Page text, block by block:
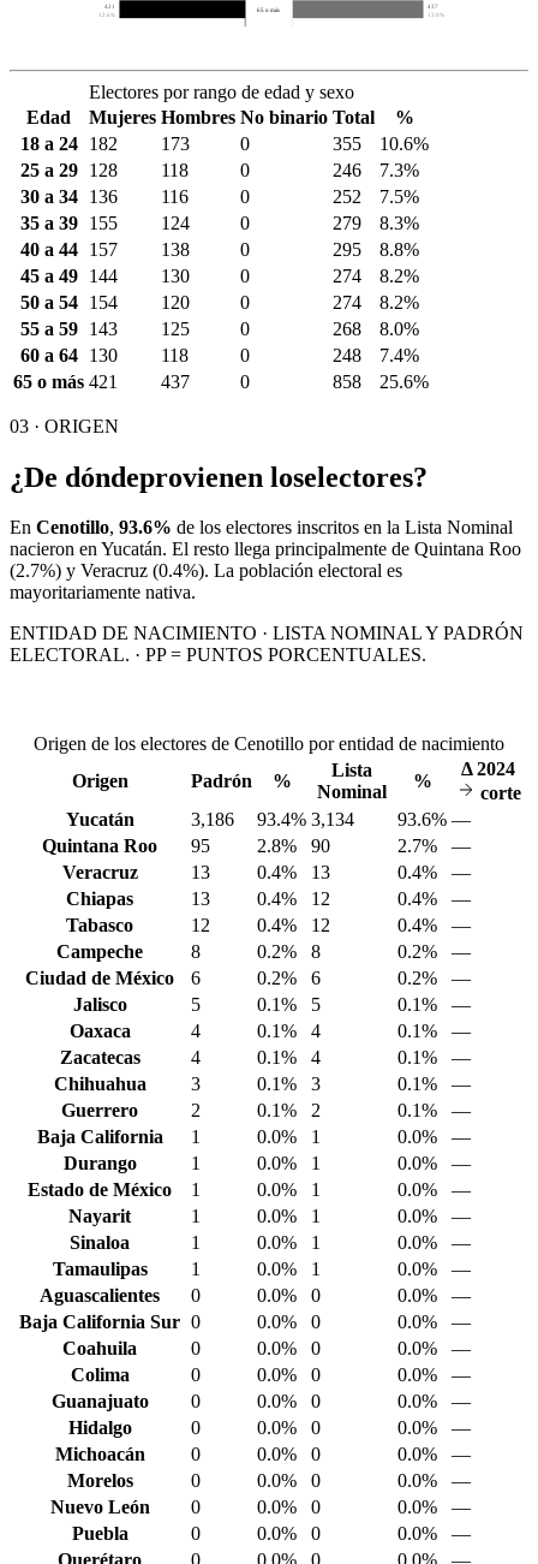
421
12.6%
437
13.0%
65 o más
Electores por rango de edad y sexo
Edad
Mujeres Hombres No binario Total
%
18 a 24
182 173 0 355
10.6%
25 a 29
128 118 0 246
7.3%
30 a 34
136 116 0 252
7.5%
35 a 39
155 124 0 279
8.3%
40 a 44
157 138 0 295
8.8%
45 a 49
144 130 0 274
8.2%
50 a 54
154 120 0 274
8.2%
55 a 59
143 125 0 268
8.0%
60 a 64
130 118 0 248
7.4%
65 o más 421 437 0 858 25.6%
03 · ORIGEN
¿De dóndeprovienen loselectores?
En Cenotillo, 93.6% de los electores inscritos en la Lista Nominal
nacieron enYucatán. El resto llega principalmente de Quintana Roo
(2.7%) y Veracruz (0.4%). La población electoral es
mayoritariamente nativa.
ENTIDAD DE NACIMIENTO · LISTA NOMINAL Y PADRÓN
ELECTORAL. · PP = PUNTOS PORCENTUALES.
Origen de los electores de Cenotillo por entidad de nacimiento
Origen
Padrón %
Lista
Nominal
%
Δ2024
corte
Yucatán
3,186 93.4% 3,134 93.6% —
Quintana Roo
95 2.8% 90 2.7%
—
Veracruz
13 0.4% 13 0.4%
—
Chiapas
13 0.4% 12 0.4%
—
Tabasco
12 0.4% 12 0.4%
—
Campeche
8 0.2% 8 0.2%
—
Ciudad de México
6 0.2% 6 0.2%
—
Jalisco
5 0.1% 5 0.1%
—
Oaxaca
4 0.1% 4 0.1%
—
Zacatecas
4 0.1% 4 0.1%
—
Chihuahua
3 0.1% 3 0.1%
—
Guerrero
2 0.1% 2 0.1%
—
Baja California
1 0.0% 1 0.0%
—
Durango
1 0.0% 1 0.0%
—
Estado de México
1 0.0% 1 0.0%
—
Nayarit
1 0.0% 1 0.0%
—
Sinaloa
1 0.0% 1 0.0%
—
Tamaulipas
1 0.0% 1 0.0%
—
Aguascalientes
0 0.0% 0 0.0%
—
Baja California Sur 0 0.0% 0 0.0%
—
Coahuila
0 0.0% 0 0.0%
—
Colima
0 0.0% 0 0.0%
—
Guanajuato
0 0.0% 0 0.0%
—
Hidalgo
0 0.0% 0 0.0%
—
Michoacán
0 0.0% 0 0.0%
—
Morelos
0 0.0% 0 0.0%
—
Nuevo León
0 0.0% 0 0.0%
—
Puebla
0 0.0% 0 0.0%
—